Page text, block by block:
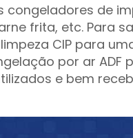
congeladores de
frita, etc. Para
CIP para
por ar
e bem